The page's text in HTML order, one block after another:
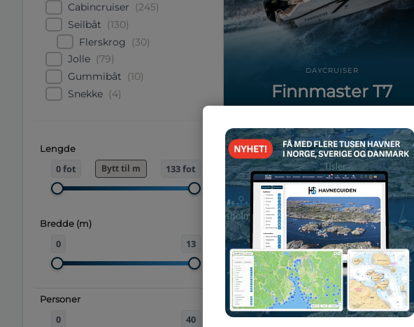
Cabincruiser (245)
Seilbåt (130)
Flerskrog
(30)
Jolle (79)
Gummibåt (10)
Snekke (4)
Lengde
0fot Bytt til m 133fot
Bredde (m)
0 13
Personer
0 40
DAYCRUISER
Finnmaster T7